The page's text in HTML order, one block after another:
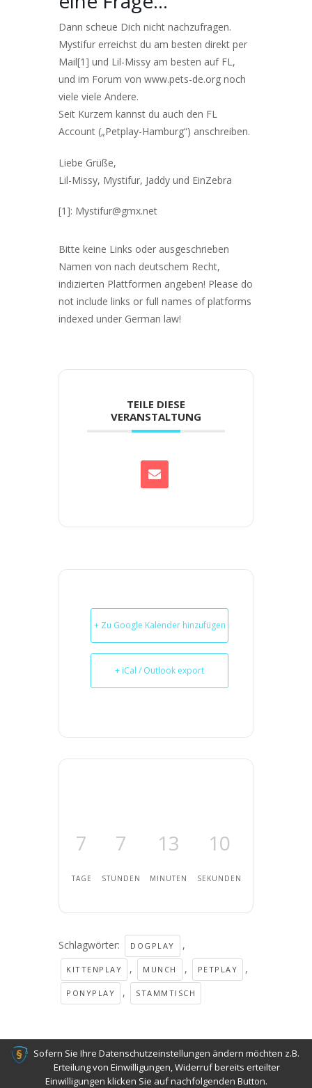
Dann scheue Dich nicht nachzufragen.
Mystifur erreichst du am besten direkt per
Mail[1] und Lil-Missy am besten auf FL,
und im Forum von www.pets-de.org noch
viele viele Andere.
Seit Kurzem kannst du auch den FL
Account („Petplay-Hamburg“) anschreiben.
Liebe Grüße,
Lil-Missy, Mystifur, Jaddy und EinZebra
[1]: Mystifur@gmx.net
Bitte keine Links oder ausgeschrieben
Namen von nach deutschem Recht,
indizierten Plattformen angeben! Please do
not include links or full names of platforms
indexed under German law!
TEILE DIESE
VERANSTALTUNG
+ Zu Google Kalender hinzufügen
+ iCal / Outlook export
7
TAGE
7
STUNDEN
13
MINUTEN
10
SEKUNDEN
Schlagwörter: DOGPLAY ,
KITTENPLAY , MUNCH , PETPLAY ,
PONYPLAY , STAMMTISCH
Sofern Sie Ihre Datenschutzeinstellungen ändern möchten z.B.
Erteilung von Einwilligungen, Widerruf bereits erteilter
Einwilligungen klicken Sie auf nachfolgenden Button.